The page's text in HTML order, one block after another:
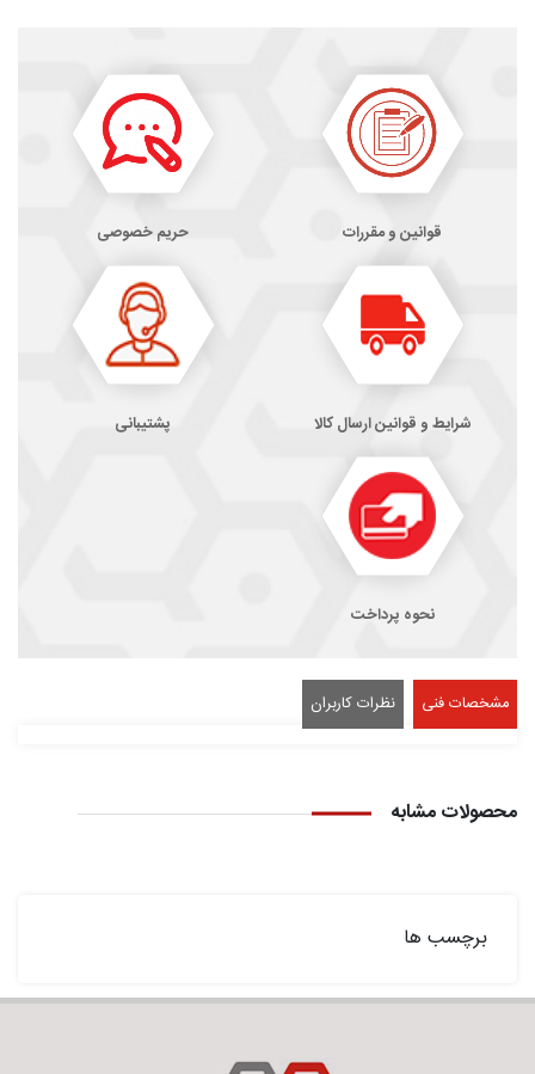
قوانین و مقررات حریم خصوصی
شرایط و قوانین ارسال کالا پشتیبانی
نحوه پرداخت
مشخصات فنی نظرات کاربران
محصولات مشابه
برچسب ها